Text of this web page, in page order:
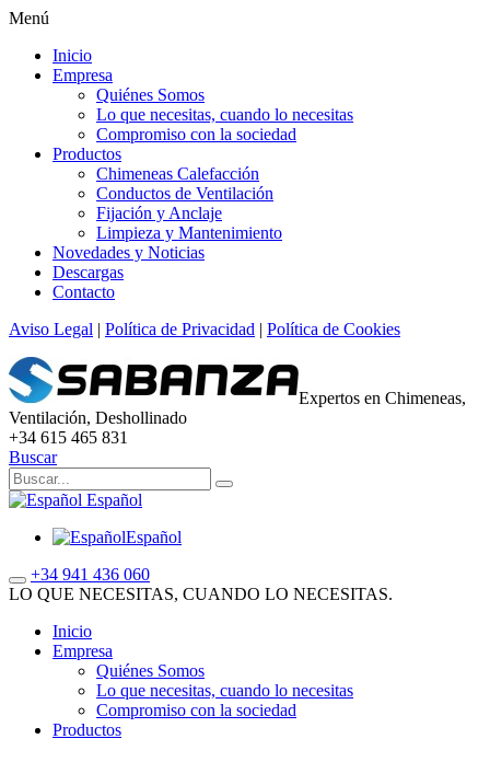
Menú
Inicio
Empresa
Quiénes Somos
Lo que necesitas, cuando lo necesitas
Compromiso con la sociedad
Productos
Chimeneas Calefacción
Conductos de Ventilación
Fijación y Anclaje
Limpieza y Mantenimiento
Novedades y Noticias
Descargas
Contacto
Aviso Legal | Política de Privacidad | Política de Cookies
Expertos en Chimeneas,
Ventilación, Deshollinado
+34 615 465 831
Buscar
Español
Español
+34 941 436 060
LO QUE NECESITAS, CUANDO LO NECESITAS.
Inicio
Empresa
Quiénes Somos
Lo que necesitas, cuando lo necesitas
Compromiso con la sociedad
Productos